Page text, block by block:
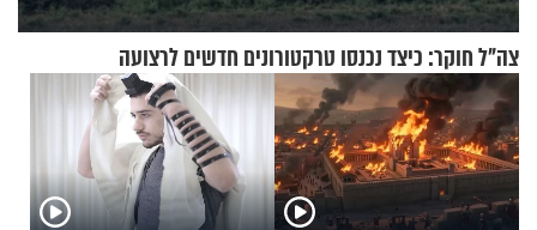
צה"ל חוקר: כיצד נכנסו טרקטורונים חדשים לרצועה